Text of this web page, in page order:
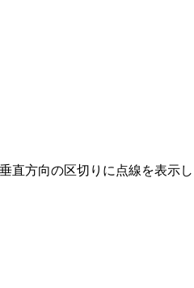
直方向の区切りに点線を表示